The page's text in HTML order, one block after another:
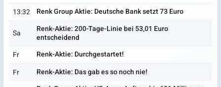
13:32 Renk Group Aktie: Deutsche Bank setzt 73 Euro
Sa
Renk-Aktie: 200-Tage-Linie bei 53,01 Euro
entscheidend
Fr
Renk-Aktie: Durchgestartet!
Fr
Renk-Aktie: Das gab es so noch nie!